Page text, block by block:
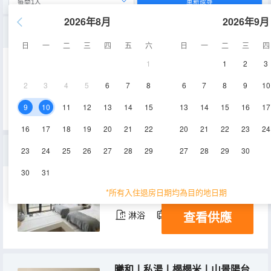
2026年8月
日 一 二 三 四 五
六
1
2 3 4 5 6 7 8
9 10 11 12 13 14 15
16 17 18 19 20 21 22
23 24 25 26 27 28 29
30 31
2026年9月
日 一 二 三
四
1
2 3
6 7 8 9 10
13 14 15 16 17
20 21 22 23 24
27 28 29 30
*所有入住退房日期均為目的地日期
空調
37㎡ 2層 空調
淋浴 電視機 冰箱
查看供應